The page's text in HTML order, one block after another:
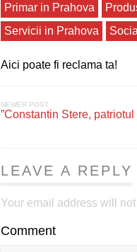
Primar in Prahova
Servicii in Prahova
Aici poate fi reclama ta!
NEWER POST
”Constantin Stere, patriotul
LEAVE A REPLY
Your email address will
Comment